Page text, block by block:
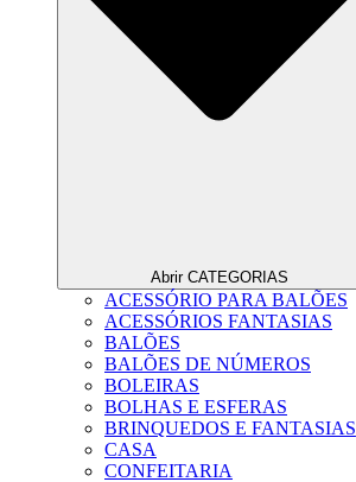
Abrir CATEGORIAS
ACESSÓRIO PARA BALÕES
ACESSÓRIOS FANTASIAS
BALÕES
BALÕES DE NÚMEROS
BOLEIRAS
BOLHAS E ESFERAS
BRINQUEDOS E FANTASIAS
CASA
CONFEITARIA